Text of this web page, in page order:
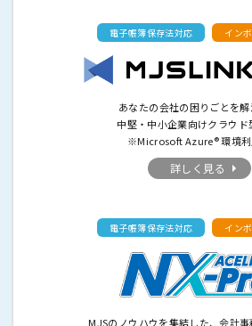
電子帳簿保存法対応 イン
あなたの会社の困りごとを解
中堅・中小企業向けクラウド
※Microsoft Azure® 環境
詳しく見る
電子帳簿保存法対応 イン
MJSのノウハウを集結した、会計